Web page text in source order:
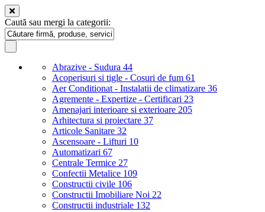
Caută sau mergi la categorii:
Abrazive - Sudura 44
Acoperisuri si tigle - Cosuri de fum 61
Aer Conditionat - Instalatii de climatizare 36
Agremente - Expertize - Certificari 23
Amenajari interioare si exterioare 205
Arhitectura si proiectare 37
Articole Sanitare 32
Ascensoare - Lifturi 10
Automatizari 67
Centrale Termice 27
Confectii Metalice 109
Constructii civile 106
Constructii Imobiliare Noi 22
Constructii industriale 132